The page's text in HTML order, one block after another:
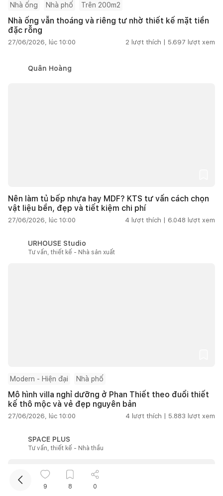
Nhà ống Nhà phố Trên 200m2
Nhà ống vẫn thoáng và riêng tư nhờ thiết kế mặt tiền
đặc rỗng
27/06/2026, lúc 10:00 2 lượt thích | 5.697 lượt xem
Quân Hoàng
Nên làm tủ bếp nhựa hay MDF? KTS tư vấn cách chọn
vật liệu bền, đẹp và tiết kiệm chi phí
27/06/2026, lúc 10:00 4 lượt thích | 6.048 lượt xem
URHOUSE Studio
Tư vấn, thiết kế - Nhà sản xuất
Modern - Hiện đại Nhà phố
Mô hình villa nghỉ dưỡng ở Phan Thiết theo đuổi thiết
kế thô mộc và vẻ đẹp nguyên bản
27/06/2026, lúc 10:00 4 lượt thích | 5.883 lượt xem
SPACE PLUS
Tư vấn, thiết kế - Nhà thầu
9 8 0
Mua sắm hoàn thiện nhà